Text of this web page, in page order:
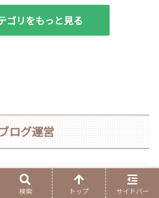
ゴリをもっと見る
ログ運営
グ】 Copyright表記の書き方
検索 トップ サイドバー